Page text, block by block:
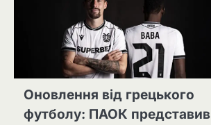
Оновлення від грецького
футболу: ПАОК представив